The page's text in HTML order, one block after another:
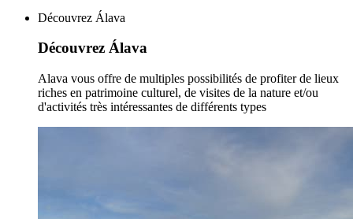
Découvrez Álava
Découvrez Álava
Alava vous offre de multiples possibilités de profiter de lieux
riches en patrimoine culturel, de visites de la nature et/ou
d'activités très intéressantes de différents types